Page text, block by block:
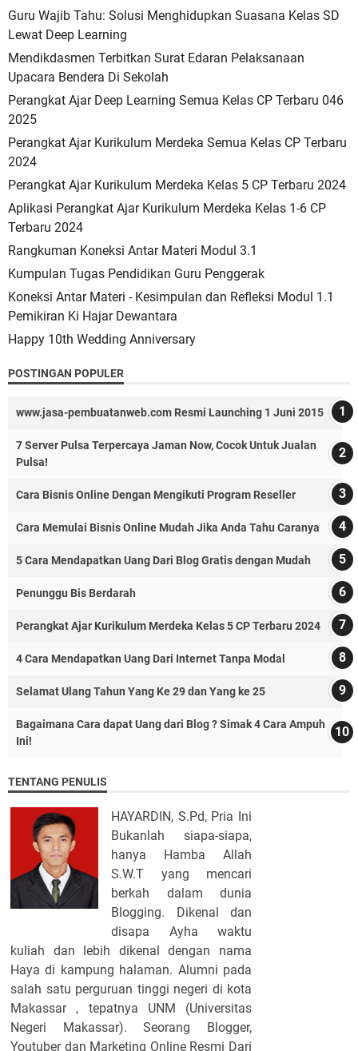
Guru Wajib Tahu: Solusi Menghidupkan Suasana Kelas SD
Lewat Deep Learning
Mendikdasmen Terbitkan Surat Edaran Pelaksanaan
Upacara Bendera Di Sekolah
Perangkat Ajar Deep Learning Semua Kelas CP Terbaru 046
2025
Perangkat Ajar Kurikulum Merdeka Semua Kelas CP Terbaru
2024
Perangkat Ajar Kurikulum Merdeka Kelas 5 CP Terbaru 2024
Aplikasi Perangkat Ajar Kurikulum Merdeka Kelas 1-6 CP
Terbaru 2024
Rangkuman Koneksi Antar Materi Modul 3.1
Kumpulan Tugas Pendidikan Guru Penggerak
Koneksi Antar Materi - Kesimpulan dan Refleksi Modul 1.1
Pemikiran Ki Hajar Dewantara
Happy 10th Wedding Anniversary
POSTINGAN POPULER
www.jasa-pembuatanweb.com Resmi Launching 1 Juni 2015
7 Server Pulsa Terpercaya Jaman Now, Cocok Untuk Jualan
Pulsa!
Cara Bisnis Online Dengan Mengikuti Program Reseller
Cara Memulai Bisnis Online Mudah Jika Anda Tahu Caranya
5 Cara Mendapatkan Uang Dari Blog Gratis dengan Mudah
Penunggu Bis Berdarah
Perangkat Ajar Kurikulum Merdeka Kelas 5 CP Terbaru 2024
4 Cara Mendapatkan Uang Dari Internet Tanpa Modal
Selamat Ulang Tahun Yang Ke 29 dan Yang ke 25
Bagaimana Cara dapat Uang dari Blog ? Simak 4 Cara Ampuh
Ini!
TENTANG PENULIS
HAYARDIN, S.Pd, Pria Ini
Bukanlah siapa-siapa,
hanya Hamba Allah
S.W.T yang mencari
berkah dalam dunia
Blogging. Dikenal dan
disapa Ayha waktu
kuliah dan lebih dikenal dengan nama
Haya di kampung halaman. Alumni pada
salah satu perguruan tinggi negeri di kota
Makassar , tepatnya UNM (Universitas
Negeri Makassar). Seorang Blogger,
Youtuber dan Marketing Online Resmi Dari